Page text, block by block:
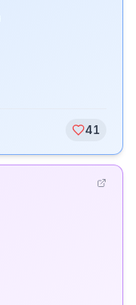
41